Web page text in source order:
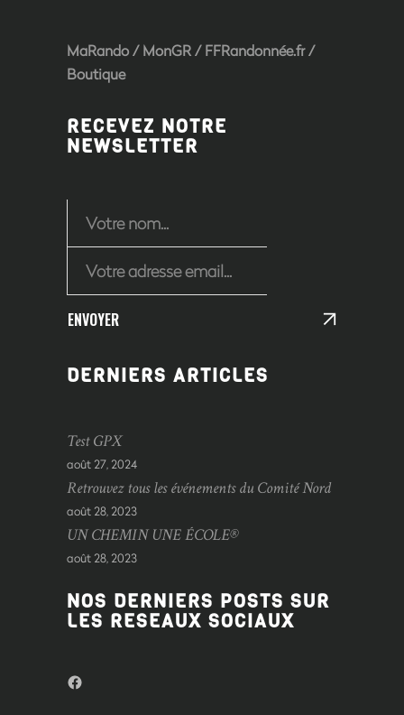
MaRando / MonGR / FFRandonnée.fr /
Boutique
RECEVEZ NOTRE
NEWSLETTER
ENVOYER
DERNIERS ARTICLES
Test GPX
août 27, 2024
Retrouvez tous les événements du Comité Nord
août 28, 2023
UN CHEMIN UNE ÉCOLE®
août 28, 2023
NOS DERNIERS POSTS SUR
LES RESEAUX SOCIAUX
Facebook